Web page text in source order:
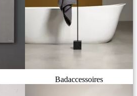
Badaccessoires